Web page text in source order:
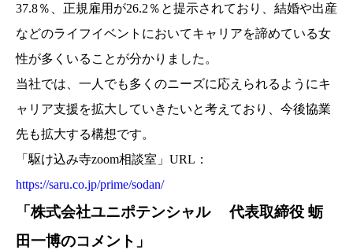
37.8％、正規雇用が26.2％と提示されており、結婚や出産
などのライフイベントにおいてキャリアを諦めている女
性が多くいることが分かりました。
当社では、一人でも多くのニーズに応えられるようにキ
ャリア支援を拡大していきたいと考えており、今後協業
先も拡大する構想です。
「駆け込み寺zoom相談室」URL：
https://saru.co.jp/prime/sodan/
「株式会社ユニポテンシャル 代表取締役 蛎
田一博のコメント」